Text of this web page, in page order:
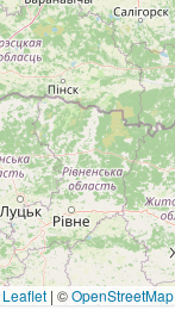
Leaflet | ©OpenStreetMap